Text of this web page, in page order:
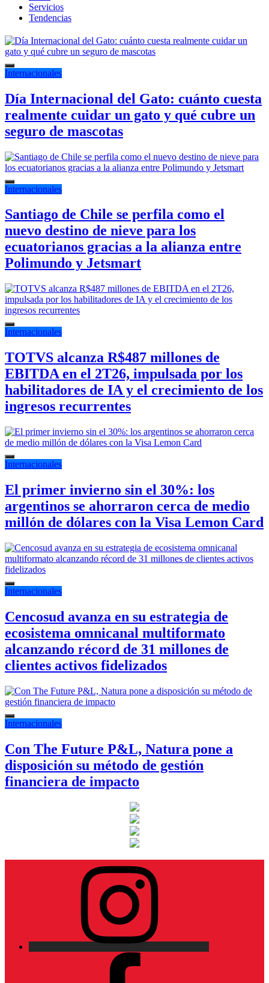
Servicios
Tendencias
Internacionales
Día Internacional del Gato: cuánto cuesta
realmente cuidar un gato y qué cubre un
seguro de mascotas
Internacionales
Santiago de Chile se perfila como el
nuevo destino de nieve para los
ecuatorianos gracias a la alianza entre
Polimundo y Jetsmart
Internacionales
TOTVS alcanza R$487 millones de
EBITDA en el 2T26, impulsada por los
habilitadores de IA y el crecimiento de los
ingresos recurrentes
Internacionales
El primer invierno sin el 30%: los
argentinos se ahorraron cerca de medio
millón de dólares con la Visa Lemon Card
Internacionales
Cencosud avanza en su estrategia de
ecosistema omnicanal multiformato
alcanzando récord de 31 millones de
clientes activos fidelizados
Internacionales
Con The Future P&L, Natura pone a
disposición su método de gestión
financiera de impacto